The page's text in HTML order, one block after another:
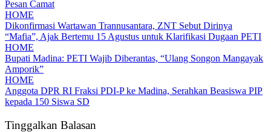
Pesan Camat
HOME
Dikonfirmasi Wartawan Trannusantara, ZNT Sebut Dirinya
“Mafia”, Ajak Bertemu 15 Agustus untuk Klarifikasi Dugaan PETI
HOME
Bupati Madina: PETI Wajib Diberantas, “Ulang Songon Mangayak
Amporik”
HOME
Anggota DPR RI Fraksi PDI-P ke Madina, Serahkan Beasiswa PIP
kepada 150 Siswa SD
Tinggalkan Balasan